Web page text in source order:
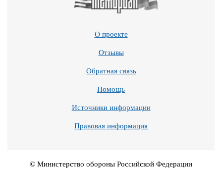
О проекте
Отзывы
Обратная связь
Помощь
Источники информации
Правовая информация
© Министерство обороны Российской Федерации